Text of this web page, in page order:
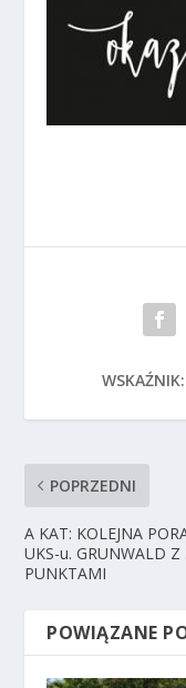
WSKAŹNIK:
POPRZEDNI
A KAT: KOLEJNA
UKS-u. GRUNWALD Z
PUNKTAMI
POWIĄZANE